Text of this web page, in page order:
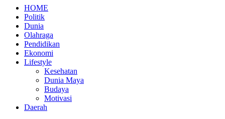
HOME
Politik
Dunia
Olahraga
Pendidikan
Ekonomi
Lifestyle
Kesehatan
Dunia Maya
Budaya
Motivasi
Daerah